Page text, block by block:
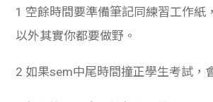
1 空餘時間要準備筆記同練習工作紙
以外其實你都要做野。
2 如果sem中尾時間撞正學生考試，